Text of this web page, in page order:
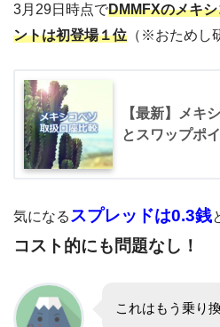
3月29日時点でDMMFXのメキ
ントは初登場１位 （※おためし
【最新】メキ
とスワップポ
気になる スプレッドは0.3銭
コスト的にも問題なし！
これはもう乗り